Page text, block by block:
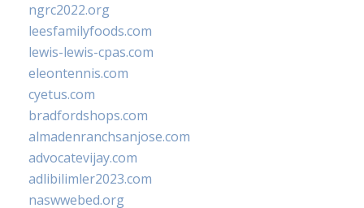
ngrc2022.org
leesfamilyfoods.com
lewis-lewis-cpas.com
eleontennis.com
cyetus.com
bradfordshops.com
almadenranchsanjose.com
advocatevijay.com
adlibilimler2023.com
naswwebed.org